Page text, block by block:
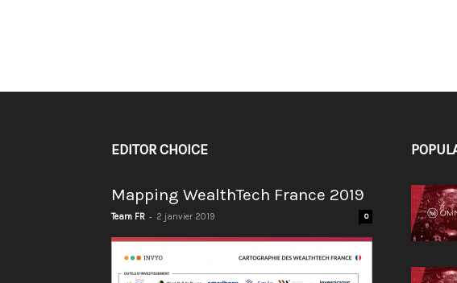
EDITOR CHOICE
Mapping WealthTech France 2019
Team FR - 2 janvier 2019 0